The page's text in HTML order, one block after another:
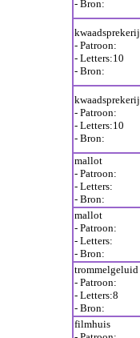
- Bron:
kwaadsprekerij
- Patroon:
- Letters:10
- Bron:
kwaadsprekerij
- Patroon:
- Letters:10
- Bron:
mallot
- Patroon:
- Letters:
- Bron:
mallot
- Patroon:
- Letters:
- Bron:
trommelgeluid
- Patroon:
- Letters:8
- Bron:
filmhuis